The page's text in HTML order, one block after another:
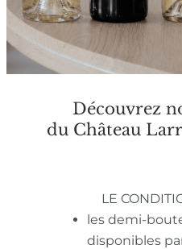
Découvrez
du Château
LE
les demi-
disponibles